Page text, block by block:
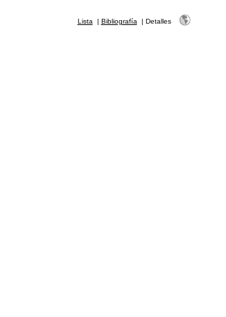
Lista | Bibliografía | Detalles